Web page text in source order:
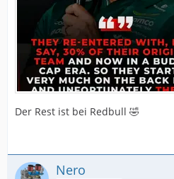
Der Rest ist bei Redbull 🤣
Nero